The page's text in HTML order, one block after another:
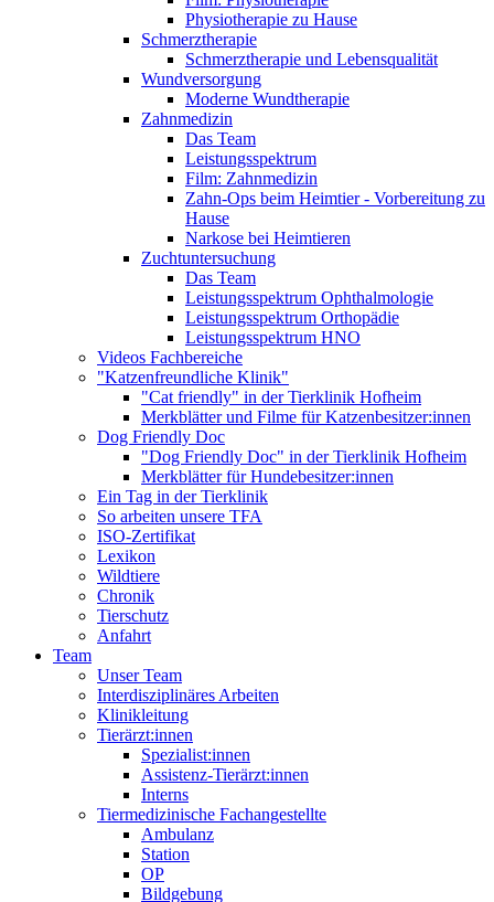
Physiotherapie zu Hause
Schmerztherapie
Schmerztherapie und Lebensqualität
Wundversorgung
Moderne Wundtherapie
Zahnmedizin
Das Team
Leistungsspektrum
Film: Zahnmedizin
Zahn-Ops beim Heimtier - Vorbereitung zu
Hause
Narkose bei Heimtieren
Zuchtuntersuchung
Das Team
Leistungsspektrum Ophthalmologie
Leistungsspektrum Orthopädie
Leistungsspektrum HNO
Videos Fachbereiche
"Katzenfreundliche Klinik"
"Cat friendly" in der Tierklinik Hofheim
Merkblätter und Filme für Katzenbesitzer:innen
Dog Friendly Doc
"Dog Friendly Doc" in der Tierklinik Hofheim
Merkblätter für Hundebesitzer:innen
Ein Tag in der Tierklinik
So arbeiten unsere TFA
ISO-Zertifikat
Lexikon
Wildtiere
Chronik
Tierschutz
Anfahrt
Team
Unser Team
Interdisziplinäres Arbeiten
Klinikleitung
Tierärzt:innen
Spezialist:innen
Assistenz-Tierärzt:innen
Interns
Tiermedizinische Fachangestellte
Ambulanz
Station
OP
Bildgebung